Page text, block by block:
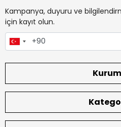
Kampanya, duyuru ve
için kayıt olun.